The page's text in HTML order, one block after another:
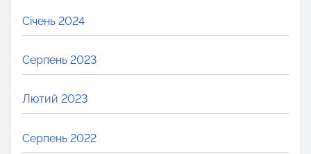
Січень 2024
Серпень 2023
Лютий 2023
Серпень 2022